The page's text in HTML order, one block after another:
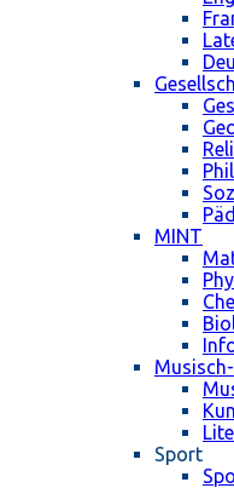
MINT
Sport